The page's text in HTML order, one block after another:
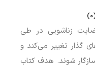
زناشویی در طی
گذار تغییر می‌کند و
شوند. هدف کتاب